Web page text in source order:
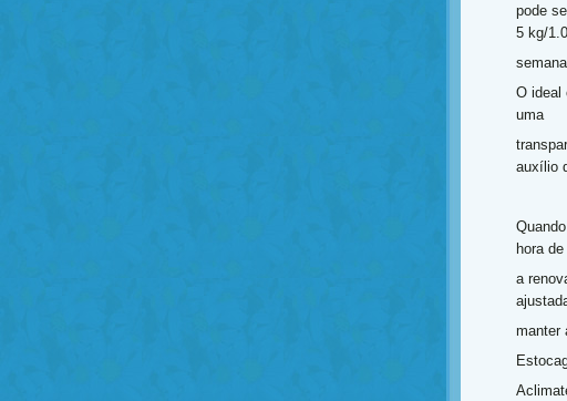
pode
5 kg/
O ideal
uma
auxílio
hora
a
manter